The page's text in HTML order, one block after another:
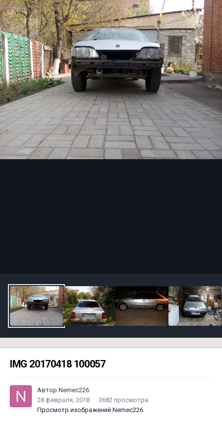
IMG 20170418 100057
Автор Nemec226
28 февраля, 2018
3682 просмотра
Просмотр изображений Nemec226